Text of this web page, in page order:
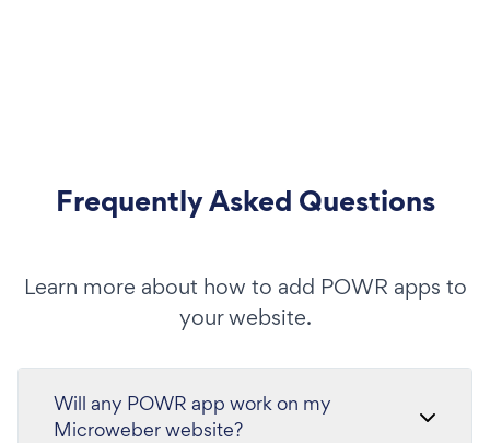
Frequently Asked Questions
Learn more about how to add POWR apps to
your website.
Will any POWR app work on my
Microweber website?